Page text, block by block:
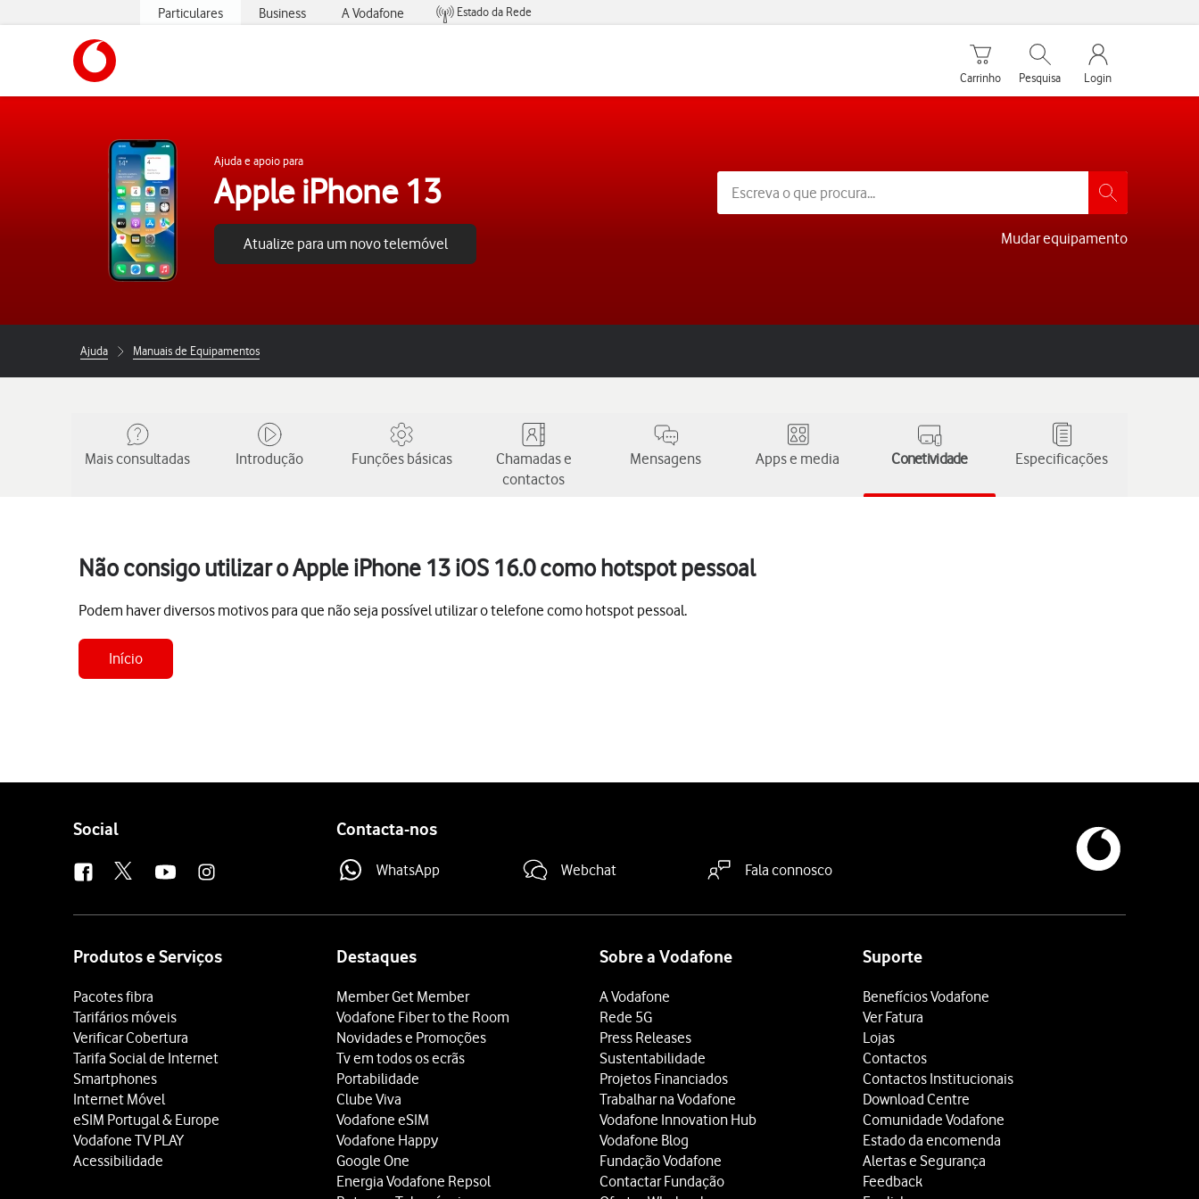
Particulares Business A Vodafone
Estado da Rede
Carrinho de compras
Carrinho
Pesquisar
Pesquisa
My Vodafone
Login
Ajuda e apoio para
Apple iPhone 13
Atualize para um novo telemóvel Mudar equipamento
Ajuda Manuais de Equipamentos
Mais consultadas Introdução Funções básicas
Chamadas e
contactos
Mensagens Apps e media Conetividade Especificações
Não consigo utilizar o Apple iPhone 13 iOS 16.0 como hotspot pessoal
Podem haver diversos motivos para que não seja possível utilizar o telefone como hotspot pessoal.
Início
Follow
Social Contacta-nos
WhatsApp Webchat Fala connosco
Produtos e Serviços
Pacotes fibra
Tarifários móveis
Verificar Cobertura
Tarifa Social de Internet
Smartphones
Internet Móvel
eSIM Portugal & Europe
Vodafone TV PLAY
Acessibilidade
Destaques
Member Get Member
Vodafone Fiber to the Room
Novidades e Promoções
Tv em todos os ecrãs
Portabilidade
Clube Viva
Vodafone eSIM
Vodafone Happy
Google One
Energia Vodafone Repsol
Sobre a Vodafone
A Vodafone
Rede 5G
Press Releases
Sustentabilidade
Projetos Financiados
Trabalhar na Vodafone
Vodafone Innovation Hub
Vodafone Blog
Fundação Vodafone
Contactar Fundação
Suporte
Benefícios Vodafone
Ver Fatura
Lojas
Contactos
Contactos Institucionais
Download Centre
Comunidade Vodafone
Estado da encomenda
Alertas e Segurança
Feedback